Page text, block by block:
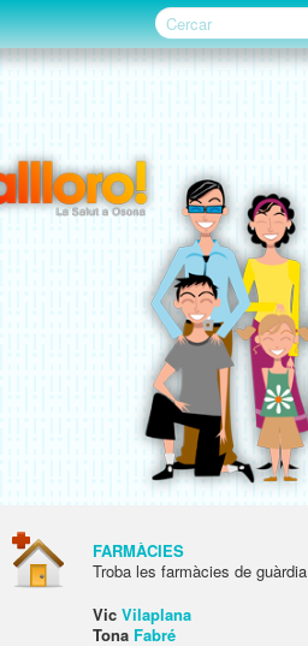
FARMÀCIES
Troba les farmàcies de guàrdia
Vic Vilaplana
Tona Fabré